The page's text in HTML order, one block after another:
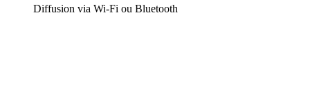
Diffusion via Wi-Fi ou Bluetooth